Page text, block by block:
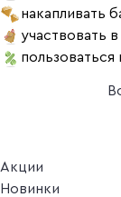
накапливать
участвовать
Акции
Новинки